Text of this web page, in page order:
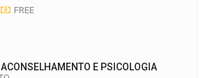
FREE
ACONSELHAMENTO E PSICOLOGIA